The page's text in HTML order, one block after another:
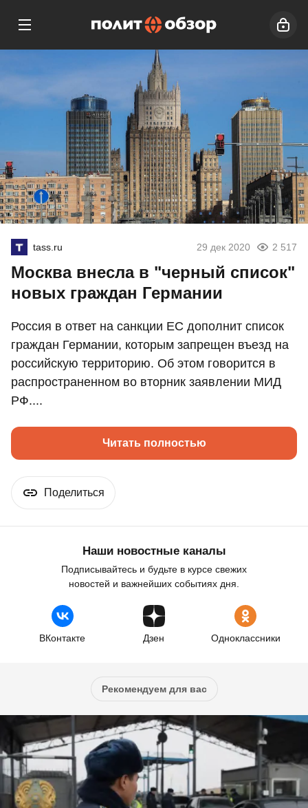
tass.ru 29 дек 2020 2 517
Москва внесла в "черный список"
новых граждан Германии
Россия в ответ на санкции ЕС дополнит список
граждан Германии, которым запрещен въезд на
российскую территорию. Об этом говорится в
распространенном во вторник заявлении МИД
РФ....
Читать полностью
Поделиться
Наши новостные каналы
Подписывайтесь и будьте в курсе свежих
новостей и важнейших событиях дня.
ВКонтакте Дзен Одноклассники
Рекомендуем для вас